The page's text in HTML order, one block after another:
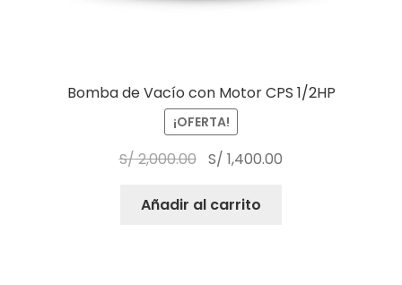
Bomba de Vacío con Motor CPS 1/2HP
¡OFERTA!
S/2,000.00 S/ 1,400.00
Añadir al carrito